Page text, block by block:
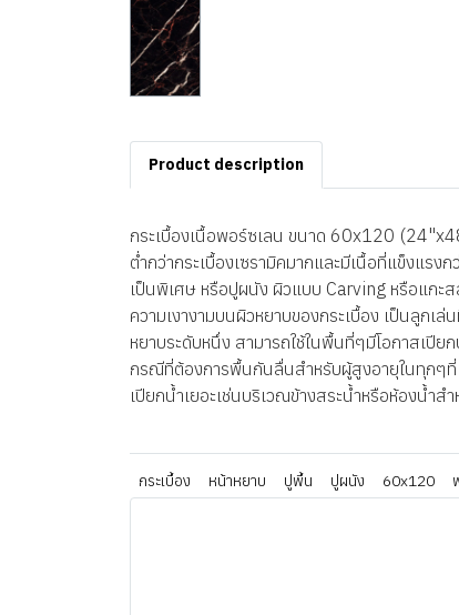
Product description
กระเบื้องเนื้อพอร์ซเลน ขนาด 60x120
ต่ำกว่ากระเบื้องเซรามิคมากและมีเนื้อที่แข็งแร
เป็นพิเศษ หรือปูผนัง ผิวแบบ Carving หรือแกะส
ความเงางามบนผิวหยาบของกระเบื้อง เป็นลูกเ
หยาบระดับหนึ่ง สามารถใช้ในพื้นที่ๆมีโอกาสเปีย
กรณีที่ต้องการพื้นกันลื่นสำหรับผู้สูงอายุในทุกๆที่
เปียกน้ำเยอะเช่นบริเวณข้างสระน้ำหรือห้องน้ำ
กระเบื้อง หน้าหยาบ ปูพื้น ปูผนัง 60x120